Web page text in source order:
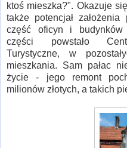
ktoś mieszka?". Okazuje
także potencjał
część oficyn i budynków
części powstało
Turystyczne, w
mieszkania. Sam pałac
życie - jego remont
milionów złotych, a takich